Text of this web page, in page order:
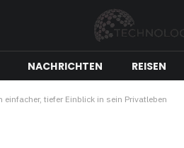
NACHRICHTEN REISEN
tiefer Einblick in sein Privatleben